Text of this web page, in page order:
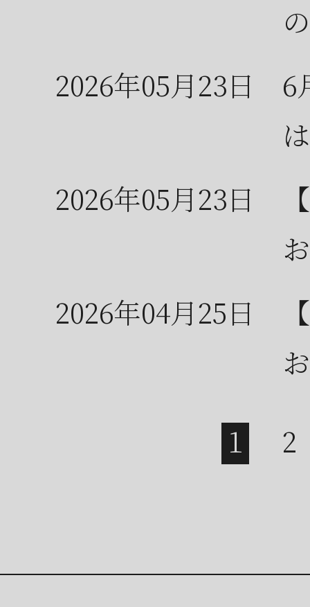
2026年05月23日
6
2026年05月23日
2026年04月25日